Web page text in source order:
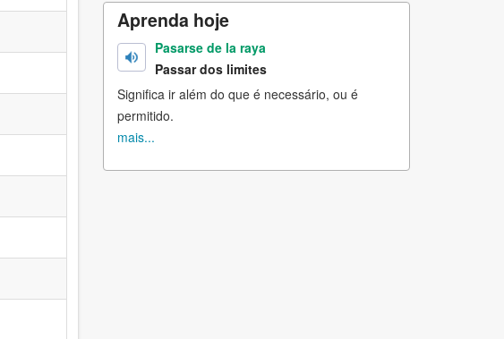
Aprenda hoje
Pasarse de la raya
Passar dos limites
Significa ir além do que é necessário, ou é
permitido.
mais...